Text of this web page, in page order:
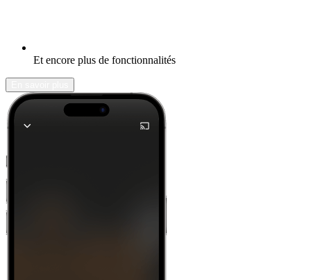
Et encore plus de fonctionnalités